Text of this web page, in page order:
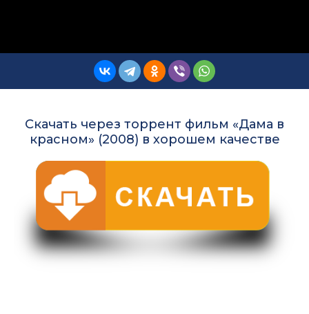
Скачать через торрент фильм «Дама в
красном» (2008) в хорошем качестве